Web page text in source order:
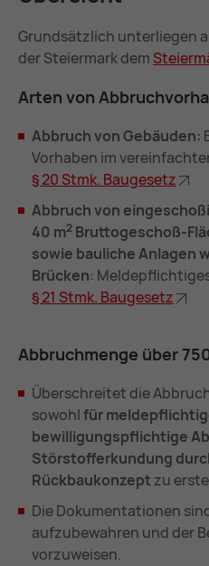
Grundsätzlich unterliegen
der Steiermark dem
Ar­ten von
Abbruch von Gebäuden:
Vorhaben im
§ 20 Stmk. Bau­ge­setz
Abbruch von
40 m2 Bruttogeschoß-
sowie bauliche Anlagen
Brücken:
§ 21 Stmk. Bau­ge­setz
Ab­bruch­men­ge über
Überschreitet die
sowohlfür
bewilligungspflichtige
Störstofferkundung
Rückbaukonzeptzu
Die Dokumentationen
aufzubewahren und der
vorzuweisen.